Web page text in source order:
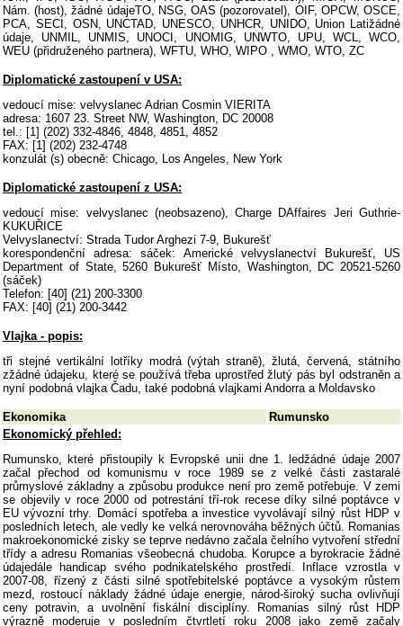
Nám. (host), žádné údajeTO, NSG, OAS (pozorovatel), OIF, OPCW, OSCE,
PCA, SECI, OSN, UNCTAD, UNESCO, UNHCR, UNIDO, Union Latižádné
údaje, UNMIL, UNMIS, UNOCI, UNOMIG, UNWTO, UPU, WCL, WCO,
WEU (přidruženého partnera), WFTU, WHO, WIPO , WMO, WTO, ZC
Diplomatické zastoupení v USA:
vedoucí mise: velvyslanec Adrian Cosmin VIERITA
adresa: 1607 23. Street NW, Washington, DC 20008
tel.: [1] (202) 332-4846, 4848, 4851, 4852
FAX: [1] (202) 232-4748
konzulát (s) obecně: Chicago, Los Angeles, New York
Diplomatické zastoupení z USA:
vedoucí mise: velvyslanec (neobsazeno), Charge DAffaires Jeri Guthrie-
KUKUŘICE
Velvyslanectví: Strada Tudor Arghezi 7-9, Bukurešť
korespondenční adresa: sáček: Americké velvyslanectví Bukurešť, US
Department of State, 5260 Bukurešť Místo, Washington, DC 20521-5260
(sáček)
Telefon: [40] (21) 200-3300
FAX: [40] (21) 200-3442
Vlajka - popis:
tři stejné vertikální lotříky modrá (výtah straně), žlutá, červená, státního
zžádné údajeku, které se používá třeba uprostřed žlutý pás byl odstraněn a
nyní podobná vlajka Čadu, také podobná vlajkami Andorra a Moldavsko
Ekonomika
Rumunsko
Ekonomický přehled:
Rumunsko, které přistoupily k Evropské unii dne 1. ledžádné údaje 2007
začal přechod od komunismu v roce 1989 se z velké části zastaralé
průmyslové základny a způsobu produkce není pro země potřebuje. V zemi
se objevily v roce 2000 od potrestání tří-rok recese díky silné poptávce v
EU vývozní trhy. Domácí spotřeba a investice vyvolávají silný růst HDP v
posledních letech, ale vedly ke velká nerovnováha běžných účtů. Romanias
makroekonomické zisky se teprve nedávno začala čelního vytvoření střední
třídy a adresu Romanias všeobecná chudoba. Korupce a byrokracie žádné
údajedále handicap svého podnikatelského prostředí. Inflace vzrostla v
2007-08, řízený z části silné spotřebitelské poptávce a vysokým růstem
mezd, rostoucí náklady žádné údaje energie, národ-široký sucha ovlivňují
ceny potravin, a uvolnění fiskální disciplíny. Romanias silný růst HDP
výrazně moderuje v posledním čtvrtletí roku 2008 jako země začaly